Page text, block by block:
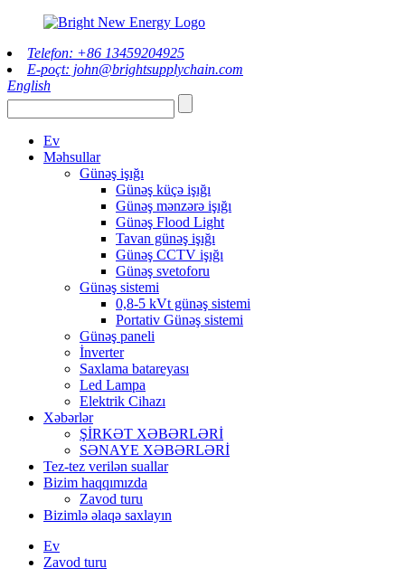
Telefon: +86 13459204925
E-poçt: john@brightsupplychain.com
English
Ev
Məhsullar
Günəş işığı
Günəş küçə işığı
Günəş mənzərə işığı
Günəş Flood Light
Tavan günəş işığı
Günəş CCTV işığı
Günəş svetoforu
Günəş sistemi
0,8-5 kVt günəş sistemi
Portativ Günəş sistemi
Günəş paneli
İnverter
Saxlama batareyası
Led Lampa
Elektrik Cihazı
Xəbərlər
ŞİRKƏT XƏBƏRLƏRİ
SƏNAYE XƏBƏRLƏRİ
Tez-tez verilən suallar
Bizim haqqımızda
Zavod turu
Bizimlə əlaqə saxlayın
Ev
Zavod turu